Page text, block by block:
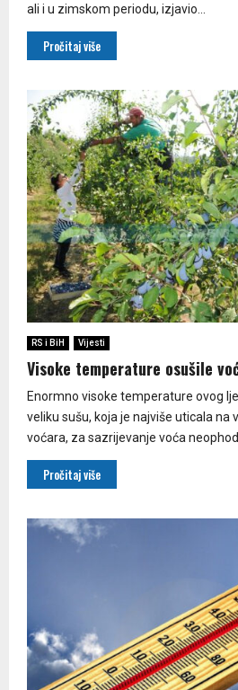
ali i u zimskom periodu, izjavio...
Pročitaj više
RS i BiH Vijesti
Visoke temperature osušile
Enormno visoke temperature ovog
veliku sušu, koja je najviše uticala na
voćara, za sazrijevanje voća
Pročitaj više